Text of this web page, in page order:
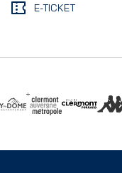
E-TICKET